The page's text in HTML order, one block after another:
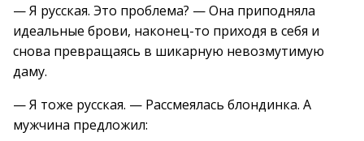
— Я русская. Это проблема? — Она приподняла
идеальные брови, наконец-то приходя в себя и
снова превращаясь в шикарную невозмутимую
даму.
— Я тоже русская. — Рассмеялась блондинка. А
мужчина предложил: